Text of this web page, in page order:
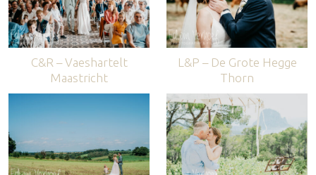
C&R – Vaeshartelt
Maastricht
L&P – De Grote Hegge
Thorn